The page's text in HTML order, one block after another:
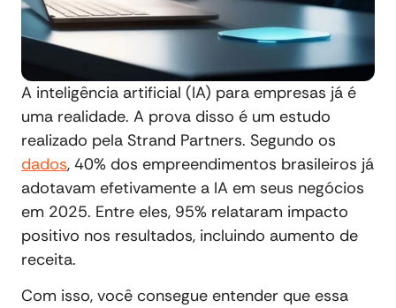
A inteligência artificial (IA) para empresas já é
uma realidade. A prova disso é um estudo
realizado pela Strand Partners. Segundo os
dados, 40% dos empreendimentos brasileiros já
adotavam efetivamente a IA em seus negócios
em 2025. Entre eles, 95% relataram impacto
positivo nos resultados, incluindo aumento de
receita.
Com isso, você consegue entender que essa